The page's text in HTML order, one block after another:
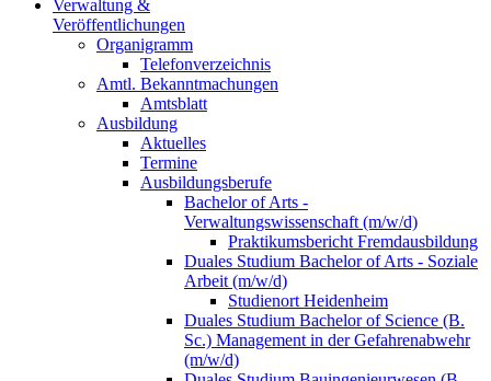
Verwaltung &
Veröffentlichungen
Organigramm
Telefonverzeichnis
Amtl. Bekanntmachungen
Amtsblatt
Ausbildung
Aktuelles
Termine
Ausbildungsberufe
Bachelor of Arts -
Verwaltungswissenschaft (m/w/d)
Praktikumsbericht Fremdausbildung
Duales Studium Bachelor of Arts - Soziale
Arbeit (m/w/d)
Studienort Heidenheim
Duales Studium Bachelor of Science (B.
Sc.) Management in der Gefahrenabwehr
(m/w/d)